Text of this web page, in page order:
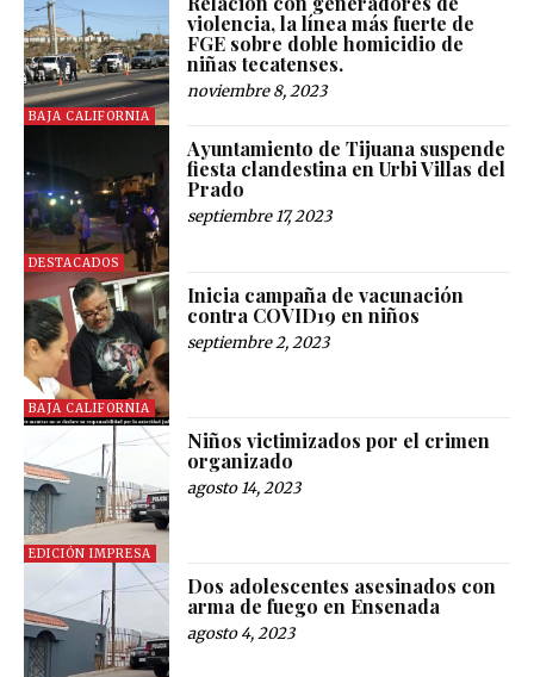
BAJA CALIFORNIA
violencia, la línea más fuerte de
FGE sobre doble homicidio de
niñas tecatenses.
noviembre 8, 2023
DESTACADOS
Ayuntamiento de Tijuana suspende
fiesta clandestina en Urbi Villas del
Prado
septiembre 17, 2023
BAJA CALIFORNIA
Inicia campaña de vacunación
contra COVID19 en niños
septiembre 2, 2023
EDICIÓN IMPRESA
Niños victimizados por el crimen
organizado
agosto 14, 2023
Dos adolescentes asesinados con
arma de fuego en Ensenada
agosto 4, 2023